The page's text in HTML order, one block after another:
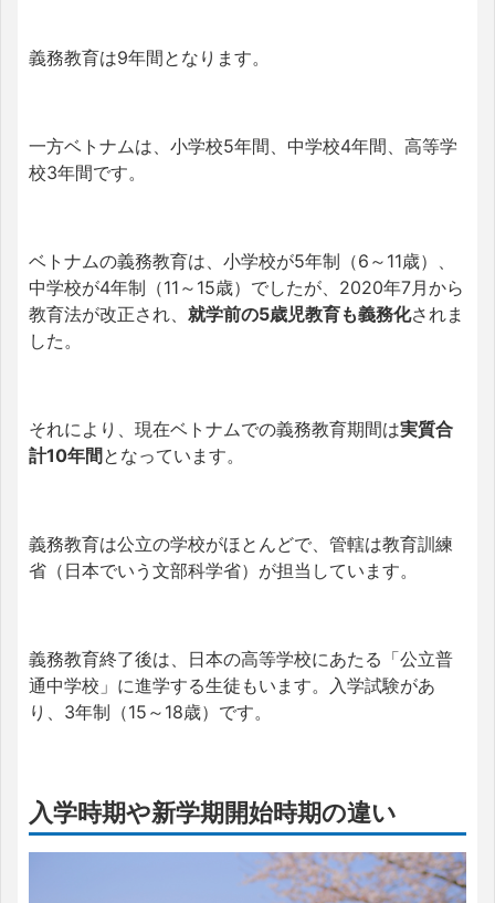
義務教育は9年間となります。
一方ベトナムは、小学校5年間、中学校4年間、高等学
校3年間です。
ベトナムの義務教育は、小学校が5年制（6～11歳）、
中学校が4年制（11～15歳）でしたが、2020年7月から
教育法が改正され、 就学前の5歳児教育も義務化されま
した。
それにより、現在ベトナムでの義務教育期間は実質合
計10年間 となっています。
義務教育は公立の学校がほとんどで、管轄は教育訓練
省（日本でいう文部科学省）が担当しています。
義務教育終了後は、日本の高等学校にあたる「公立普
通中学校」に進学する生徒もいます。入学試験があ
り、3年制（15～18歳）です。
入学時期や新学期開始時期の違い